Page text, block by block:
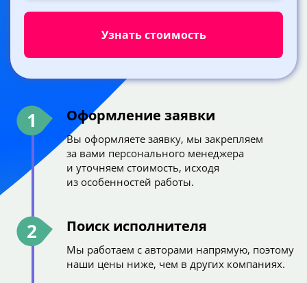
1 Оформление заявки
Вы оформляете заявку, мы закрепляем
за вами персонального менеджера
и уточняем стоимость, исходя
из особенностей работы.
2 Поиск исполнителя
Мы работаем с авторами напрямую, поэтому
наши цены ниже, чем в других компаниях.